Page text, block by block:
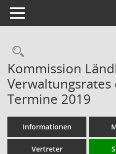
Toggle navigation
Kommission
Verwaltungsrates
Termine 2019
Informationen
Vertreter